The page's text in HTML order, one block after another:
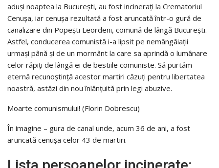
aduși noaptea la București, au fost incinerați la Crematoriul
Cenușa, iar cenușa rezultată a fost aruncată într-o gură de
canalizare din Popești Leordeni, comună de lângă București.
Astfel, conducerea comunistă i-a lipsit pe nemângâiații
urmași până și de un mormânt la care sa aprindă o lumânare
celor răpiți de lângă ei de bestiile comuniste. Să purtăm
eternă recunoștință acestor martiri căzuți pentru libertatea
noastră, astăzi din nou înlănțuită prin legi abuzive.
Moarte comunismului! (Florin Dobrescu)
În imagine – gura de canal unde, acum 36 de ani, a fost
aruncată cenușa celor 43 de martiri.